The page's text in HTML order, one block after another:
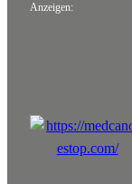
Anzeigen: